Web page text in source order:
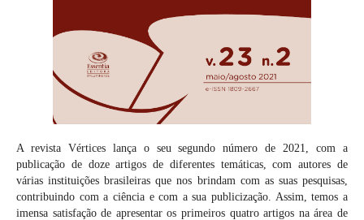
A revista Vértices lança o seu segundo número de 2021, com a
publicação de doze artigos de diferentes temáticas, com autores de
várias instituições brasileiras que nos brindam com as suas pesquisas,
contribuindo com a ciência e com a sua publicização. Assim, temos a
imensa satisfação de apresentar os primeiros quatro artigos na área de